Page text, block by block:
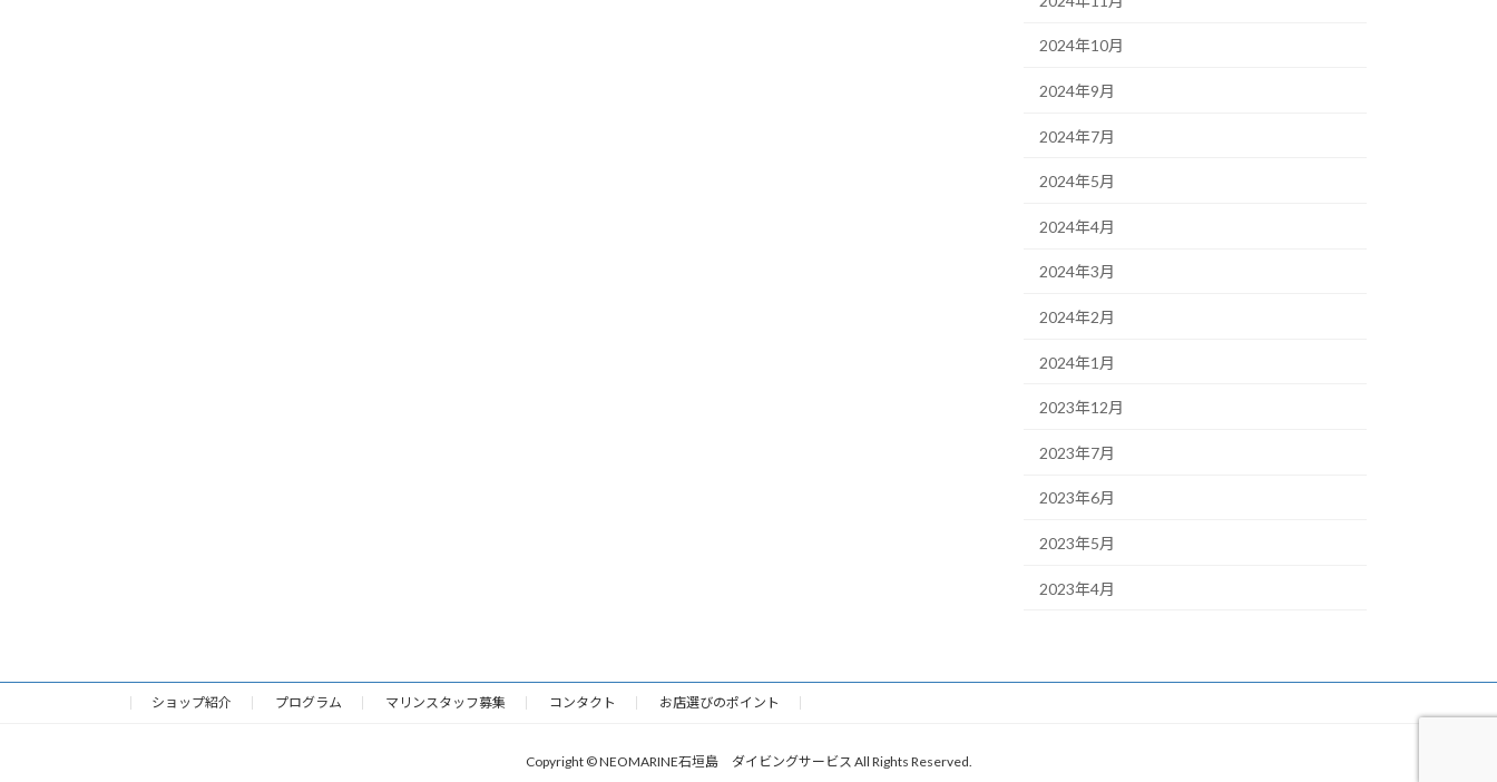
2024年10月
2024年9月
2024年7月
2024年5月
2024年4月
2024年3月
2024年2月
2024年1月
2023年12月
2023年7月
2023年6月
2023年5月
2023年4月
ショップ紹介 プログラム マリンスタッフ募集 コンタクト お店選びのポイント
Copyright © NEOMARINE石垣島 ダイビングサービス All Rights Reserved.